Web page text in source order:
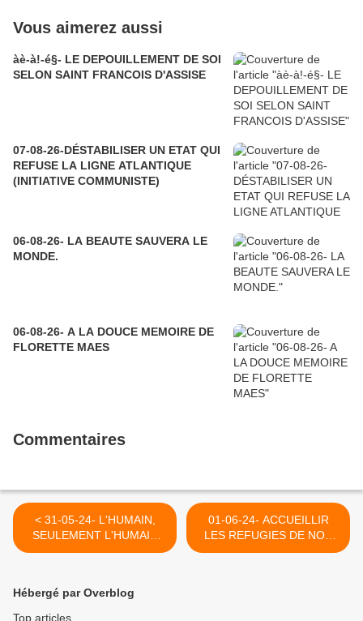
Vous aimerez aussi
àè-à!-é§- LE DEPOUILLEMENT DE SOI
SELON SAINT FRANCOIS D'ASSISE
07-08-26-DÉSTABILISER UN ETAT QUI
REFUSE LA LIGNE ATLANTIQUE
(INITIATIVE COMMUNISTE)
06-08-26- LA BEAUTE SAUVERA LE
MONDE.
06-08-26- A LA DOUCE MEMOIRE DE
FLORETTE MAES
Commentaires
< 31-05-24- L'HUMAIN,
SEULEMENT L'HUMAIN
AVANT TOUT
01-06-24- ACCUEILLIR
LES REFUGIES DE NOS
GUERRES EST UN
Hébergé par Overblog
Top articles